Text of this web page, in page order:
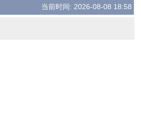
当前时间: 2026-08-08 18:58